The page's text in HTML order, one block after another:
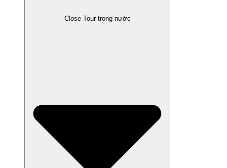
Close Tour trong nước